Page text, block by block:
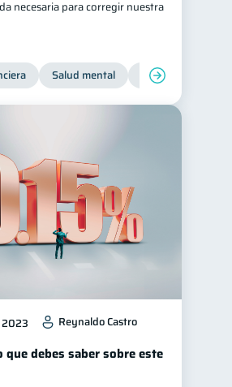
necesaria para corregir nuestra
Salud mental Inclusión
Reynaldo Castro
que debes saber sobre este